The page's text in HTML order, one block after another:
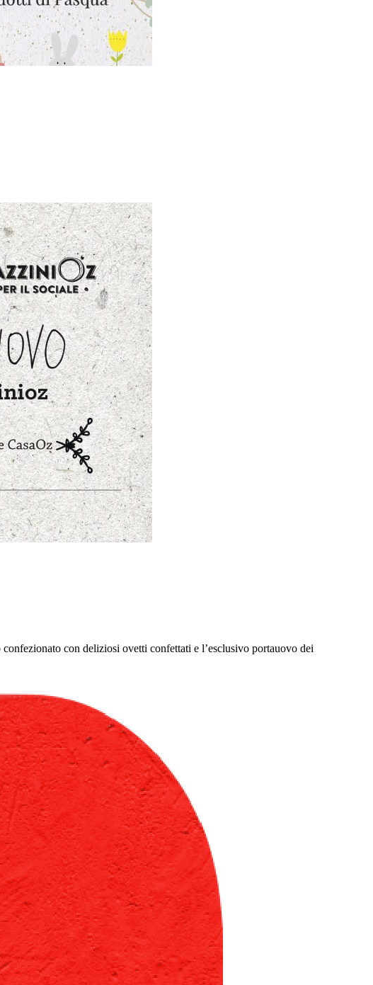
con deliziosi ovetti confettati e l’esclusivo portauovo dei